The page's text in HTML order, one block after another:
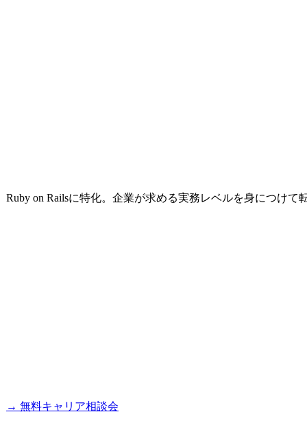
Ruby on Railsに特化。企業が求める実務レベルを身につけて
→ 無料キャリア相談会